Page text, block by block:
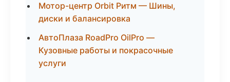
Мотор-центр Orbit Ритм — Шины,
диски и балансировка
АвтоПлаза RoadPro OilPro —
Кузовные работы и покрасочные
услуги